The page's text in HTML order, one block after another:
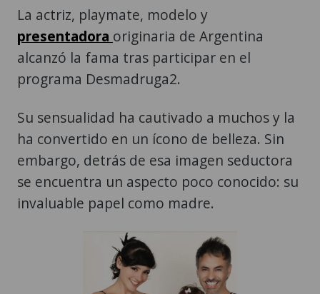
La actriz, playmate, modelo y
presentadora originaria de Argentina
alcanzó la fama tras participar en el
programa Desmadruga2.
Su sensualidad ha cautivado a muchos y la
ha convertido en un ícono de belleza. Sin
embargo, detrás de esa imagen seductora
se encuentra un aspecto poco conocido: su
invaluable papel como madre.